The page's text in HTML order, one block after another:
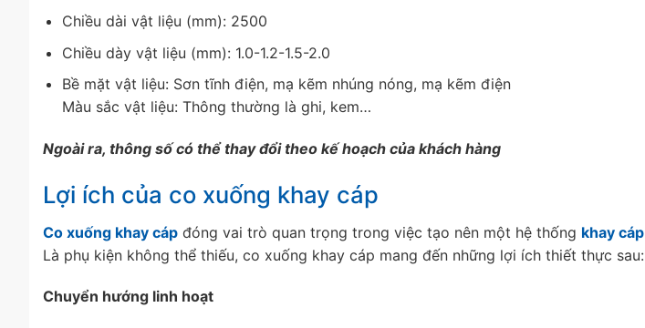
Chiều dài vật liệu (mm): 2500
Chiều dày vật liệu (mm): 1.0-1.2-1.5-2.0
Bề mặt vật liệu: Sơn tĩnh điện, mạ kẽm nhúng nóng, mạ kẽm điện
Màu sắc vật liệu: Thông thường là ghi, kem…
Ngoài ra, thông số có thể thay đổi theo kế hoạch của khách hàng
Lợi ích của co xuống khay cáp
Co xuống khay cáp đóng vai trò quan trọng trong việc tạo nên một hệ thống khay cáp
Là phụ kiện không thể thiếu, co xuống khay cáp mang đến những lợi ích thiết thực sau:
Chuyển hướng linh hoạt